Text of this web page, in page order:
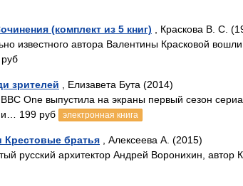
(комплект из 5 книг) , Краскова В. С.
известного автора Валентины Красковой
зрителей , Елизавета Бута (2014)
One выпустила на экраны первый сезон
199 руб
электронная книга
Крестовые братья , Алексеева А. (2015)
русский архитектор Андрей Воронихин, автор